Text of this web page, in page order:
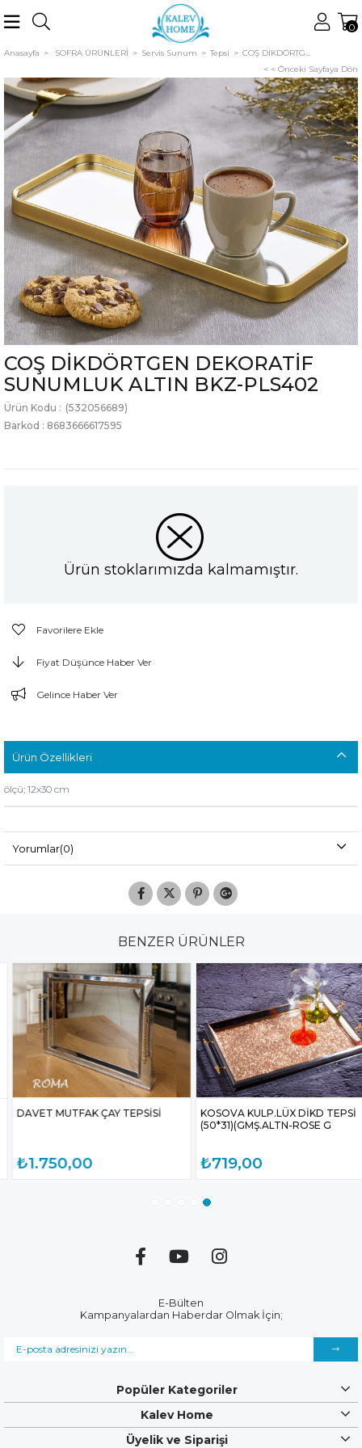
0
Anasayfa SOFRA ÜRÜNLERİ Servis Sunum Tepsi
< < Önceki Sayfaya Dön
COŞ DİKDÖRTGEN DEKORATİF
SUNUMLUK ALTIN BKZ-PLS402
(532056689)
Barkod : 8683666617595
Ürün stoklarımızda kalmamıştır.
Favorilere Ekle
Fiyat Düşünce Haber Ver
Gelince Haber Ver
Ürün Özellikleri
ölçü; 12x30 cm
Yorumlar(0)
BENZER ÜRÜNLER
DAVET MUTFAK ÇAY TEPSİSİ
₺1.750,00
KOSOVA KULP.LÜX DİKD TEPSİ
(50*31)(GMŞ.ALTN-ROSE G
₺719,00
E-Bülten
Kampanyalardan Haberdar Olmak İçin;
Popüler Kategoriler
Kalev Home
Üyelik ve Siparişi